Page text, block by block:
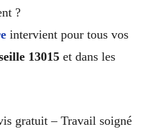
?
intervient pour tous vos
13015 et dans les
gratuit – Travail soigné